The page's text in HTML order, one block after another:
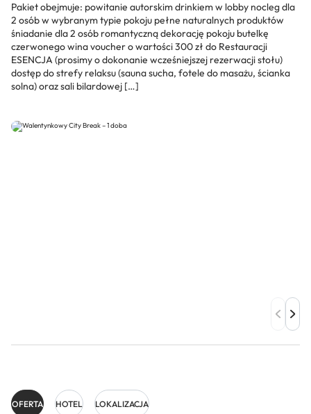
Pakiet obejmuje: powitanie autorskim drinkiem w lobby nocleg dla
2 osób w wybranym typie pokoju pełne naturalnych produktów
śniadanie dla 2 osób romantyczną dekorację pokoju butelkę
czerwonego wina voucher o wartości 300 zł do Restauracji
ESENCJA (prosimy o dokonanie wcześniejszej rezerwacji stołu)
dostęp do strefy relaksu (sauna sucha, fotele do masażu, ścianka
solna) oraz sali bilardowej […]
OFERTA HOTEL LOKALIZACJA